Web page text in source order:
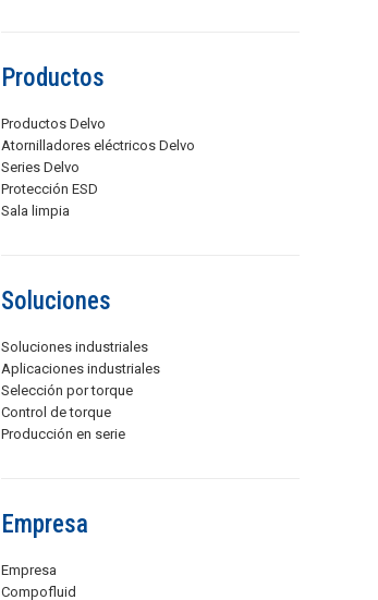
Productos
Productos Delvo
Atornilladores eléctricos Delvo
Series Delvo
Protección ESD
Sala limpia
Soluciones
Soluciones industriales
Aplicaciones industriales
Selección por torque
Control de torque
Producción en serie
Empresa
Empresa
Compofluid